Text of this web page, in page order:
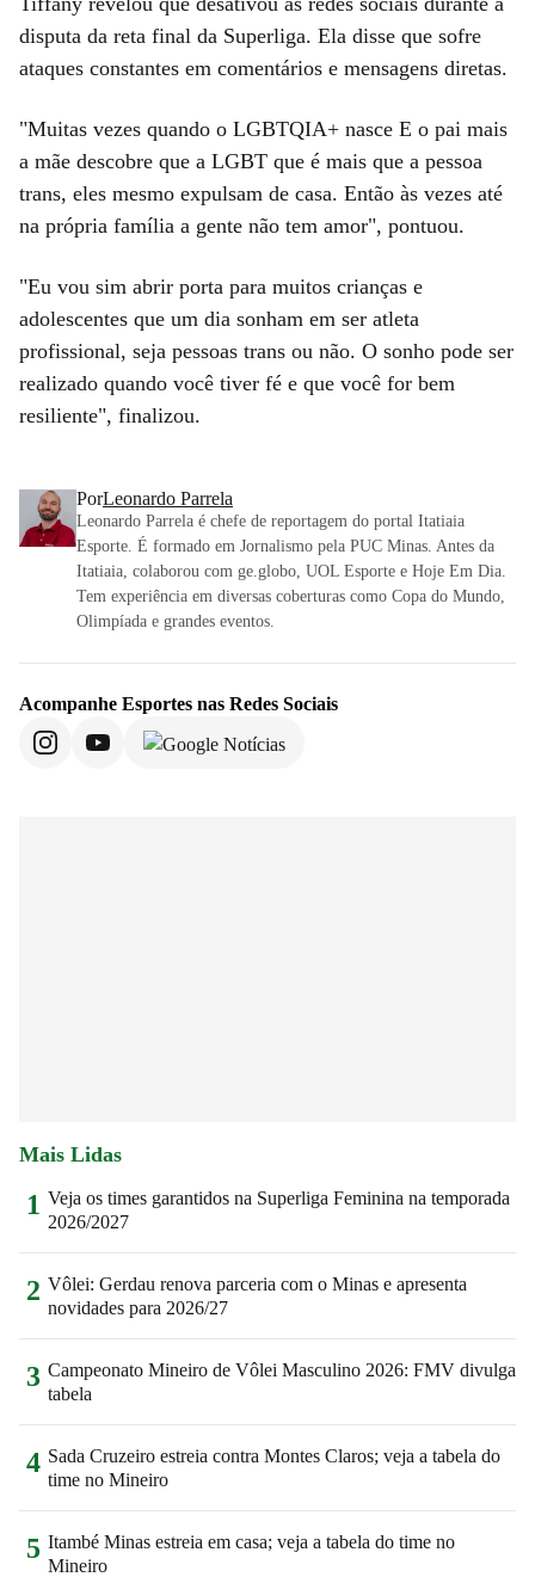
disputa da reta final da Superliga. Ela disse que sofre
ataques constantes em comentários e mensagens diretas.
"Muitas vezes quando o LGBTQIA+ nasce E o pai mais
a mãe descobre que a LGBT que é mais que a pessoa
trans, eles mesmo expulsam de casa. Então às vezes até
na própria família a gente não tem amor", pontuou.
"Eu vou sim abrir porta para muitos crianças e
adolescentes que um dia sonham em ser atleta
profissional, seja pessoas trans ou não. O sonho pode ser
realizado quando você tiver fé e que você for bem
resiliente", finalizou.
PorLeonardo Parrela
Leonardo Parrela é chefe de reportagem do portal Itatiaia
Esporte. É formado em Jornalismo pela PUC Minas. Antes da
Itatiaia, colaborou com ge.globo, UOL Esporte e Hoje Em Dia.
Tem experiência em diversas coberturas como Copa do Mundo,
Olimpíada e grandes eventos.
Acompanhe Esportes nas Redes Sociais
Mais Lidas
1 Veja os times garantidos na Superliga Feminina na temporada
2026/2027
2 Vôlei: Gerdau renova parceria com o Minas e apresenta
novidades para 2026/27
3 Campeonato Mineiro de Vôlei Masculino 2026: FMV divulga
tabela
4 Sada Cruzeiro estreia contra Montes Claros; veja a tabela do
time no Mineiro
5 Itambé Minas estreia em casa; veja a tabela do time no
Mineiro